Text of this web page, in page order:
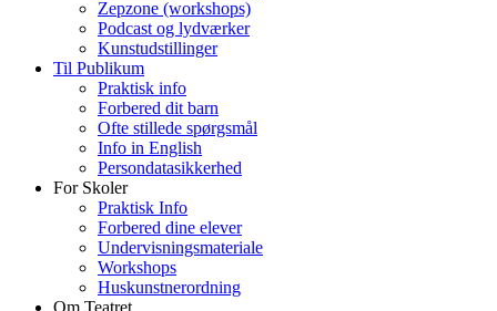
Zepzone (workshops)
Podcast og lydværker
Kunstudstillinger
Til Publikum
Praktisk info
Forbered dit barn
Ofte stillede spørgsmål
Info in English
Persondatasikkerhed
For Skoler
Praktisk Info
Forbered dine elever
Undervisningsmateriale
Workshops
Huskunstnerordning
Om Teatret